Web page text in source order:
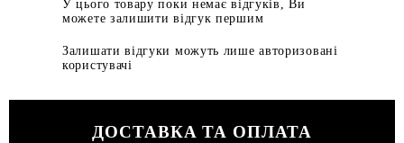
У цього товару поки немає відгуків, Ви
можете залишити відгук першим
Залишати відгуки можуть лише авторизовані
користувачі
ДОСТАВКА ТА ОПЛАТА